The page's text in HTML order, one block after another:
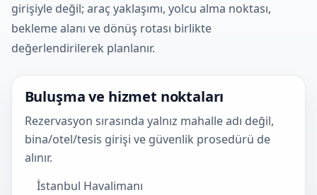
girişiyle değil; araç yaklaşımı, yolcu alma noktası,
bekleme alanı ve dönüş rotası birlikte
değerlendirilerek planlanır.
Buluşma ve hizmet noktaları
Rezervasyon sırasında yalnız mahalle adı değil,
bina/otel/tesis girişi ve güvenlik prosedürü de
alınır.
İstanbul Havalimanı